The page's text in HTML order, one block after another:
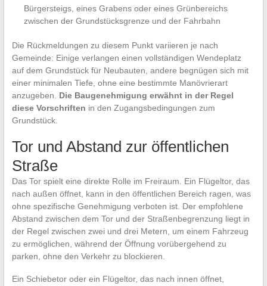
Bürgersteigs, eines Grabens oder eines Grünbereichs
zwischen der Grundstücksgrenze und der Fahrbahn
Die Rückmeldungen zu diesem Punkt variieren je nach
Gemeinde: Einige verlangen einen vollständigen Wendeplatz
auf dem Grundstück für Neubauten, andere begnügen sich mit
einer minimalen Tiefe, ohne eine bestimmte Manövrierart
anzugeben. Die Baugenehmigung erwähnt in der Regel
diese Vorschriften in den Zugangsbedingungen zum
Grundstück.
Tor und Abstand zur öffentlichen
Straße
Das Tor spielt eine direkte Rolle im Freiraum. Ein Flügeltor, das
nach außen öffnet, kann in den öffentlichen Bereich ragen, was
ohne spezifische Genehmigung verboten ist. Der empfohlene
Abstand zwischen dem Tor und der Straßenbegrenzung liegt in
der Regel zwischen zwei und drei Metern, um einem Fahrzeug
zu ermöglichen, während der Öffnung vorübergehend zu
parken, ohne den Verkehr zu blockieren.
Ein Schiebetor oder ein Flügeltor, das nach innen öffnet,